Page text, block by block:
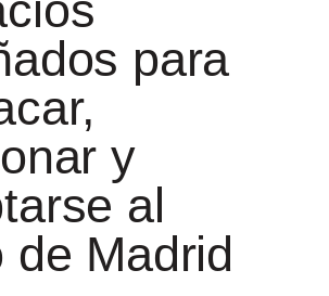
para
y
al
de Madrid